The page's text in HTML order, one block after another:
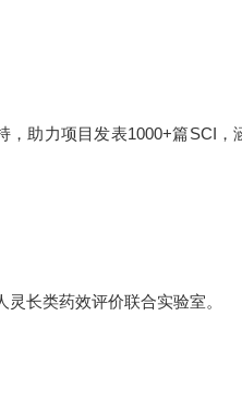
助力项目发表1000+篇SCI
长类药效评价联合实验室。